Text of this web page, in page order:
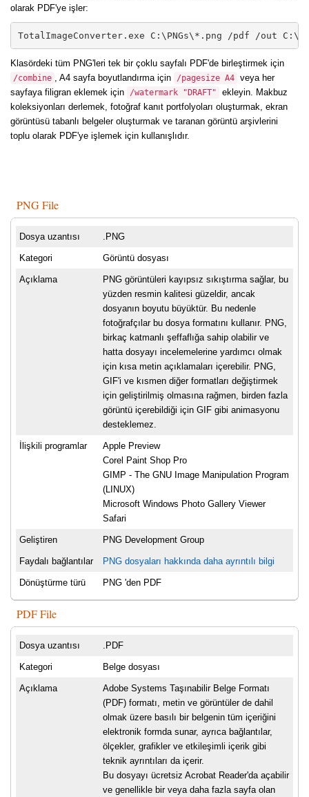
olarak PDF'ye işler:
TotalImageConverter.exe C:\PNGs\*.png /pdf /out
Klasördeki tüm PNG'leri tek bir çoklu sayfalı PDF'de birleştirmek için
/combine , A4 sayfa boyutlandırma için /pagesize A4 veya her
sayfaya filigran eklemek için
/watermark "DRAFT"
ekleyin. Makbuz
koleksiyonları derlemek, fotoğraf kanıt portfolyoları oluşturmak, ekran
görüntüsü tabanlı belgeler oluşturmak ve taranan görüntü arşivlerini
toplu olarak PDF'ye işlemek için kullanışlıdır.
PNG File
Dosya uzantısı .PNG
Kategori Görüntü dosyası
Açıklama
PNG görüntüleri kayıpsız sıkıştırma sağlar, bu
yüzden resmin kalitesi güzeldir, ancak
dosyanın boyutu büyüktür. Bu nedenle
fotoğrafçılar bu dosya formatını kullanır. PNG,
birkaç katmanlı şeffaflığa sahip olabilir ve
hatta dosyayı incelemelerine yardımcı olmak
için kısa metin açıklamaları içerebilir. PNG,
GIF'i ve kısmen diğer formatları değiştirmek
için geliştirilmiş olmasına rağmen, birden fazla
görüntü içerebildiği için GIF gibi animasyonu
desteklemez.
İlişkili programlar
Apple Preview
Corel Paint Shop Pro
GIMP - The GNU Image Manipulation Program
(LINUX)
Microsoft Windows Photo Gallery Viewer
Safari
Geliştiren PNG Development Group
Faydalı bağlantılar PNG dosyaları hakkında daha ayrıntılı bilgi
Dönüştürme türü PNG 'den PDF
PDF File
Dosya uzantısı .PDF
Kategori Belge dosyası
Açıklama
Adobe Systems Taşınabilir Belge Formatı
(PDF) formatı, metin ve görüntüler de dahil
olmak üzere basılı bir belgenin tüm içeriğini
elektronik formda sunar, ayrıca bağlantılar,
ölçekler, grafikler ve etkileşimli içerik gibi
teknik ayrıntıları da içerir.
Bu dosyayı ücretsiz Acrobat Reader'da açabilir
ve genellikle bir veya daha fazla sayfa olan